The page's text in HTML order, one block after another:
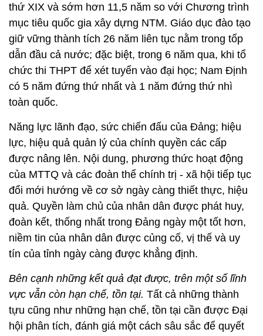
hoạch đề ra, trong đó có những chỉ tiêu đạt cao nhất
từ trước đến nay và cao hơn bình quân chung của
cả nước.
Xây dựng nông thôn mới đạt kết quả nổi trội so với
cả nước: Nam Định là 1 trong 2 tỉnh đầu tiên hoàn
thành nhiệm vụ xây dựng NTM, về đích sớm hơn
thứ XIX và sớm hơn 11,5 năm so với Chương trình
mục tiêu quốc gia xây dựng NTM. Giáo dục đào tạo
giữ vững thành tích 26 năm liên tục nằm trong tốp
dẫn đầu cả nước; đặc biệt, trong 6 năm qua, khi tổ
chức thi THPT để xét tuyển vào đại học; Nam Định
có 5 năm đứng thứ nhất và 1 năm đứng thứ nhì
toàn quốc.
Năng lực lãnh đạo, sức chiến đấu của Đảng; hiệu
được nâng lên. Nội dung, phương thức hoạt động
của MTTQ và các đoàn thể chính trị - xã hội tiếp tục
đổi mới hướng về cơ sở ngày càng thiết thực, hiệu
quả. Quyền làm chủ của nhân dân được phát huy,